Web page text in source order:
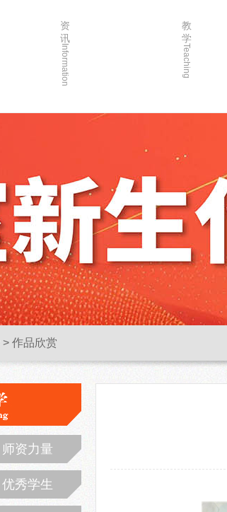
资
讯
Information
教
学
Teaching
微课堂
作品欣赏
出版书籍
> 作品欣赏
师资力量
优秀学生